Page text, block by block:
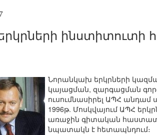
ինստիտուտի
Նորանկախ երկրների
կայացման, զարգացման
ուսումնասիրել ԱՊՀ անդամ
1996թ. Մոսկվայում ԱՊՀ
առաջին գիտական
նպատակն է հետապնդում։